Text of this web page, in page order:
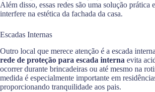
Além disso, essas redes são uma solução prática
interfere na estética da fachada da casa.
Escadas Internas
Outro local que merece atenção é a escada
rede de proteção para escada interna evita
ocorrer durante brincadeiras ou até mesmo na
medida é especialmente importante em
proporcionando tranquilidade aos pais.